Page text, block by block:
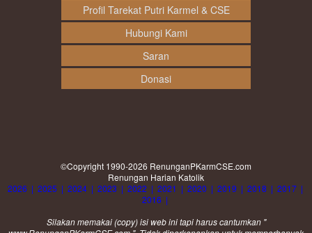
Profil Tarekat Putri Karmel & CSE
Hubungi Kami
Saran
Donasi
©Copyright 1990-2026 RenunganPKarmCSE.com
Renungan Harian Katolik
2026 | 2025 | 2024 | 2023 | 2022 | 2021 | 2020 | 2019 | 2018 | 2017 |
2016 |
Silakan memakai (copy) isi web ini tapi harus cantumkan "